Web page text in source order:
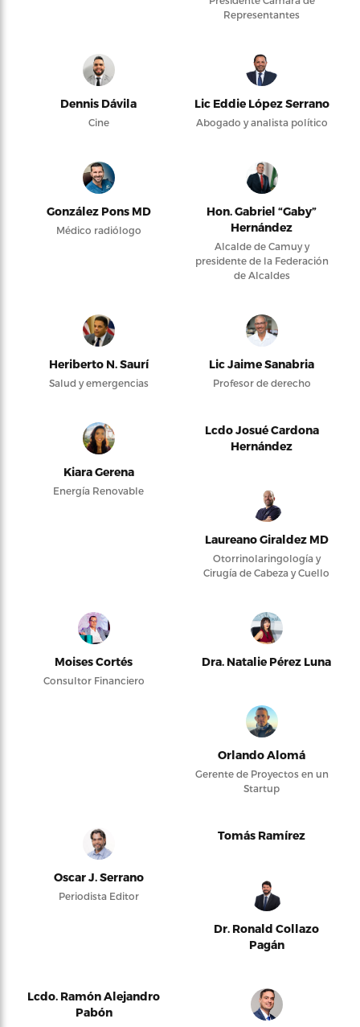
Representantes
Dennis Dávila
Cine
Lic Eddie López Serrano
Abogado y analista político
González Pons MD
Médico radiólogo
Hon. Gabriel “Gaby”
Hernández
Alcalde de Camuy y
presidente de la Federación
de Alcaldes
Heriberto N. Saurí
Salud y emergencias
Lic Jaime Sanabria
Profesor de derecho
Kiara Gerena
Energía Renovable
Lcdo Josué Cardona
Hernández
Laureano Giraldez MD
Otorrinolaringología y
Cirugía de Cabeza y Cuello
Moises Cortés
Consultor Financiero
Dra. Natalie Pérez Luna
Orlando Alomá
Gerente de Proyectos en un
Startup
Oscar J. Serrano
Periodista Editor
Tomás Ramírez
Dr. Ronald Collazo
Pagán
Lcdo. Ramón Alejandro
Pabón